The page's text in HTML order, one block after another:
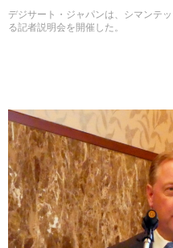
デジサート・ジャパンは、シマンテ
る記者説明会を開催した。